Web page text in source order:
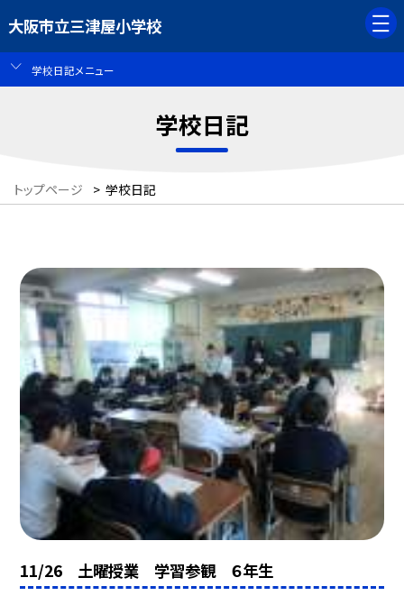
大阪市立三津屋小学校
学校日記メニュー
学校日記
トップページ > 学校日記
11/26 土曜授業 学習参観 ６年生